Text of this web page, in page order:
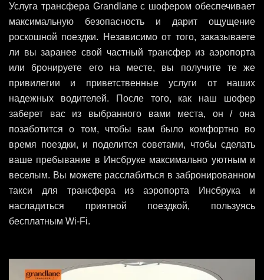
Услуга трансфера Grandlane с шофером обеспечивает
максимальную безопасность и дарит ощущение
роскошной поездки. Независимо от того, заказываете
ли вы заранее свой частный трансфер из аэропорта
или бронируете его на месте, вы получите те же
привилегии и приветственные услуги от наших
надежных водителей. После того, как наш шофер
заберет вас из выбранного вами места, он / она
позаботится о том, чтобы вам было комфортно во
время поездки, и поделится советами, чтобы сделать
ваше пребывание в Инсбруке максимально уютным и
веселым. Вы можете расслабиться в забронированном
такси для трансфера из аэропорта Инсбрука и
насладиться приятной поездкой, пользуясь
бесплатным Wi-Fi.